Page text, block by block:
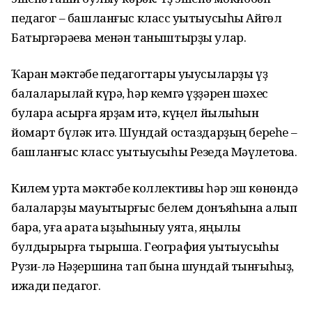
педагог – башланғыс класс уҡытыусыһы Айгөл
Батыргәрәева менән таныштырҙы улар.
Ҡаран мәктәбе педагогтары уҡыусыларҙы үҙ
балаларылай күрә, һәр кемгә үҙҙәрен шәхес
булараҡ асырға ярҙам итә, күңел йылыһын
йомарт бүләк итә. Шундай остаздарҙың береһе –
башланғыс класс уҡытыусыһы Резеда Мәүлетова.
Килем урта мәктәбе коллективы һәр эш көнөндә
балаларҙы мауыҡтырғыс белем донъяһына алып
бара, уға ҡарата ҡыҙыҡһыныу уята, яңылыҡ
булдырырға тырыша. География уҡытыусыһы
Рузи-лә Нәҙершина тап бына шундай тынғыһыҙ,
ижади педагог.